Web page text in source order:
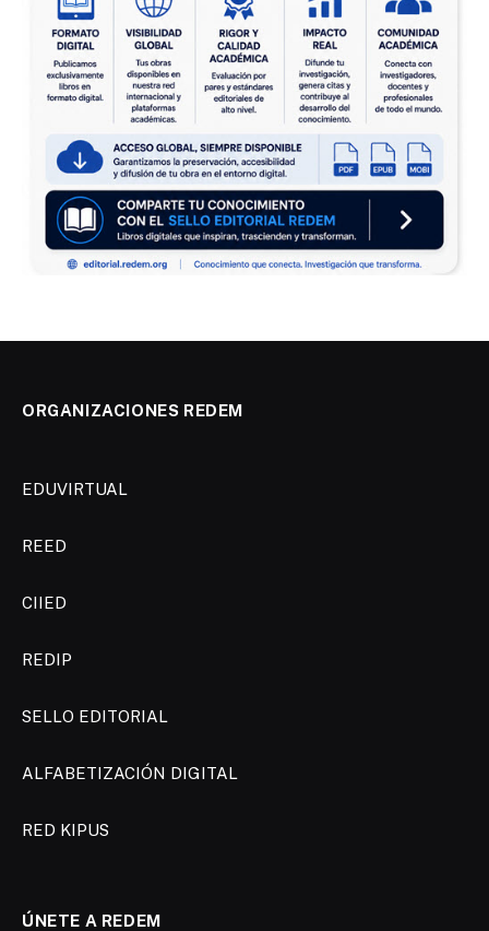
ORGANIZACIONES REDEM
EDUVIRTUAL
REED
CIIED
REDIP
SELLO EDITORIAL
ALFABETIZACIÓN DIGITAL
RED KIPUS
ÚNETE A REDEM